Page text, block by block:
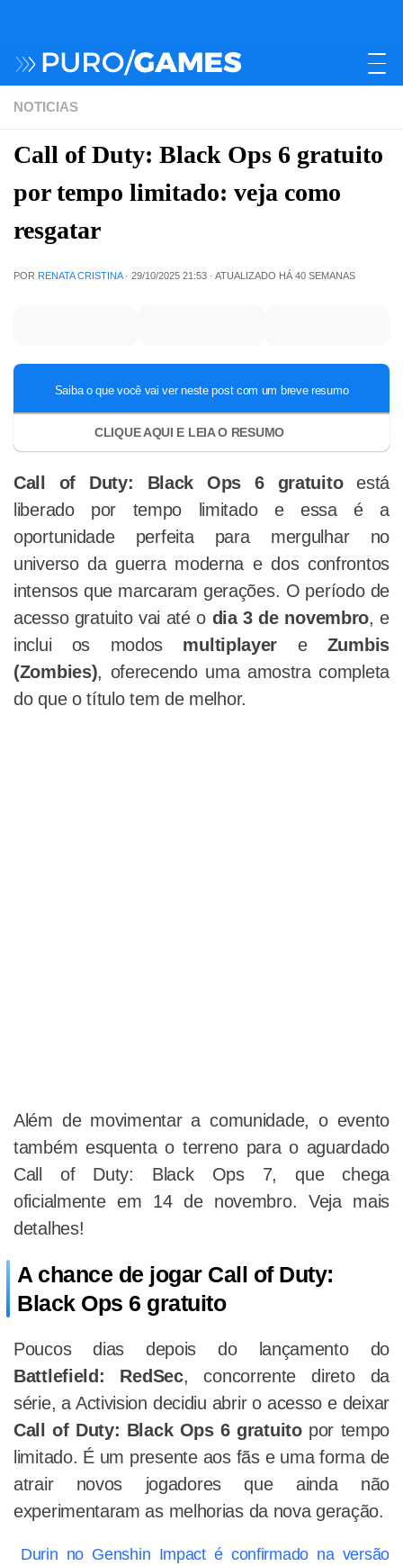
NOTICIAS
Call of Duty: Black Ops 6 gratuito
por tempo limitado: veja como
resgatar
POR RENATA CRISTINA · 29/10/2025 21:53 · ATUALIZADO HÁ 40 SEMANAS
Call of Duty: Black Ops 6 gratuitoestá
liberado por tempo limitado e essa é a
oportunidade perfeita para mergulhar no
universo da guerra moderna e dos confrontos
intensos que marcaram gerações. O período de
acesso gratuito vai até o dia 3 de novembro, e
inclui os modos multiplayer e Zumbis
(Zombies), oferecendo uma amostra completa
do que o título tem de melhor.
Além de movimentar a comunidade, o evento
também esquenta o terreno para o aguardado
Call of Duty: Black Ops 7, que chega
oficialmente em 14 de novembro. Veja mais
detalhes!
A chance de jogar Call of Duty:
Black Ops 6 gratuito
Poucos dias depois do lançamento do
Battlefield: RedSec, concorrente direto da
série, a Activision decidiu abrir o acesso e deixar
Call of Duty: Black Ops 6 gratuitopor tempo
limitado. É um presente aos fãs e uma forma de
atrair novos jogadores que ainda não
experimentaram as melhorias da nova geração.
Durin no Genshin Impact é confirmado na versão